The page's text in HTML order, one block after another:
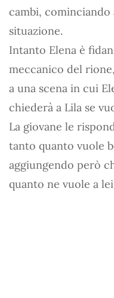
cambi, cominciando
situazione.
Intanto Elena è
meccanico del
a una scena in cui
chiederà a Lila se
La giovane le
tanto quanto vuole
aggiungendo però
quanto ne vuole a